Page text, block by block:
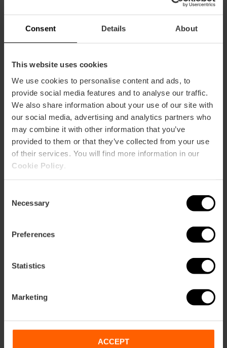
Consent Details About
This website uses cookies
We use cookies to personalise content and ads, to
provide social media features and to analyse our traffic.
We also share information about your use of our site with
our social media, advertising and analytics partners who
may combine it with other information that you’ve
provided to them or that they’ve collected from your use
of their services. You will find more information in our
Cookie Policy
Selection
Necessary
Preferences
Statistics
Marketing
ACCEPT
Noches de flamenco
en València
11/08/2026 - 11/08/2026
Ciclo de
«Microconciertos» en
CaixaForum València
Conciertos y tributos
en agosto en La Casa